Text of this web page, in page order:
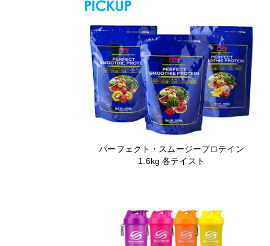
パーフェクト・スムージープロテイン
1.6kg 各テイスト